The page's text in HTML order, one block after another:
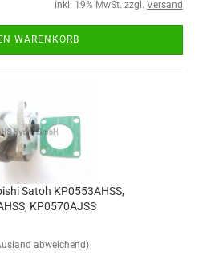
inkl. 19% MwSt. zzgl. Versand
WARENKORB
Satoh KP0553AHSS,
KP0570AJSS
abweichend)